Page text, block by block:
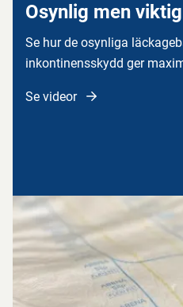
Osynlig men
Se hur de osynliga
inkontinensskydd ger
Se videor